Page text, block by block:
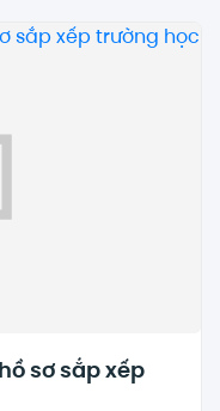
sơ sắp xếp